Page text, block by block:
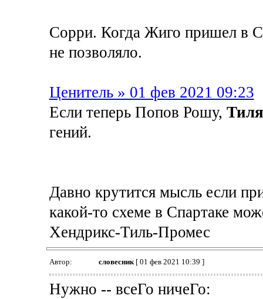
Сорри. Когда Жиго пришел в
не позволяло.
Ценитель » 01 фев 2021 09:23
Если теперь Попов Рошу,
гений.
Давно крутится мысль если
какой-то схеме в Спартаке
Хендрикс-Тиль-Промес
Автор: словесник[ 01 фев 2021 10:39 ]
Нужно -- всеГо ничеГо: